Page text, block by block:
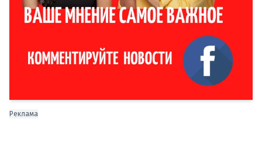
Реклама